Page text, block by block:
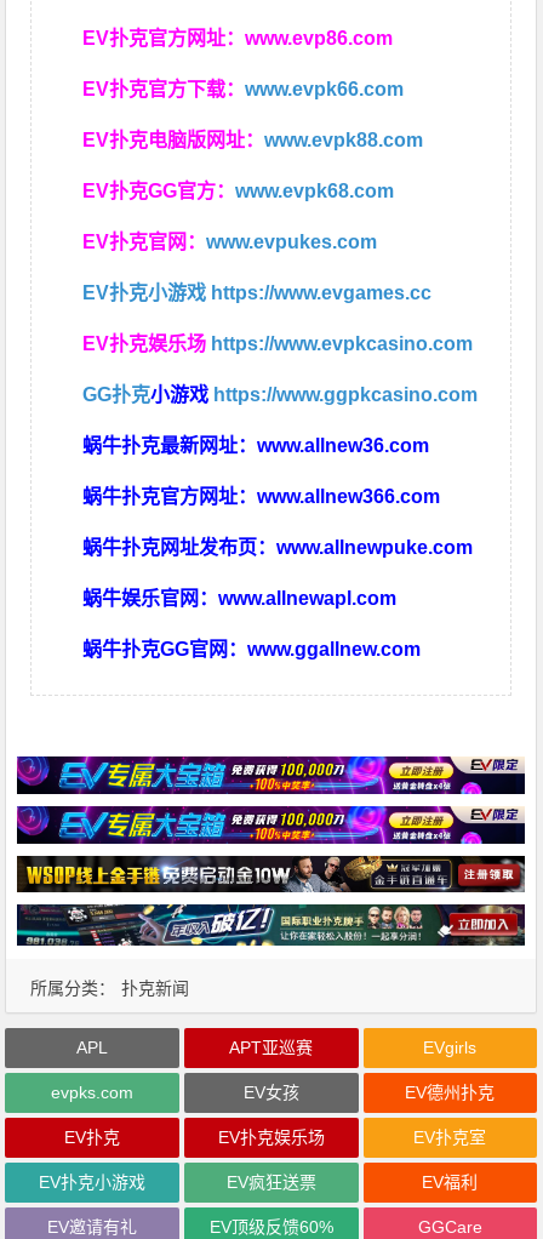
EV扑克官方网址：www.evp86.com
EV扑克官方下载：www.evpk66.com
EV扑克电脑版网址：www.evpk88.com
EV扑克GG官方：www.evpk68.com
EV扑克官网：www.evpukes.com
EV扑克小游戏 https://www.evgames.cc
EV扑克娱乐场 https://www.evpkcasino.com
GG扑克小游戏 https://www.ggpkcasino.com
蜗牛扑克最新网址：www.allnew36.com
蜗牛扑克官方网址：www.allnew366.com
蜗牛扑克网址发布页：www.allnewpuke.com
蜗牛娱乐官网：www.allnewapl.com
蜗牛扑克GG官网：www.ggallnew.com
所属分类： 扑克新闻
APL APT亚巡赛 EVgirls
evpks.com EV女孩 EV德州扑克
EV扑克 EV扑克娱乐场 EV扑克室
EV扑克小游戏 EV疯狂送票 EV福利
EV邀请有礼 EV顶级反馈60% GGCare